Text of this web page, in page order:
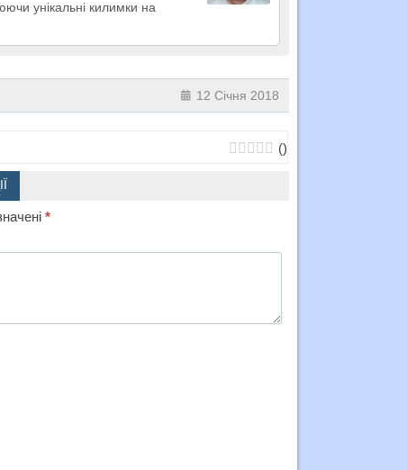
унікальні килимки на
12 Січня 2018
()
*